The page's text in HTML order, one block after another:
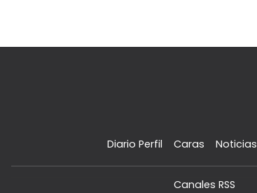
Diario Perfil Caras Noticias
Canales RSS